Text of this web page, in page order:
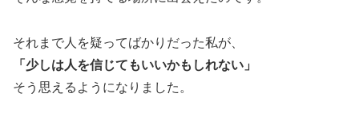
それまで人を疑ってばかりだった私が、
「少しは人を信じてもいいかもしれない」
そう思えるようになりました。